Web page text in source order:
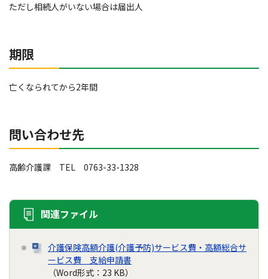
ただし相続人がいない場合は届出人
期限
亡くなられてから2年間
問い合わせ先
高齢介護課 TEL 0763-33-1328
関連ファイル
介護保険高額介護(介護予防)サービス費・高額総合サ
ービス費 支給申請書
（Word形式：23 KB）